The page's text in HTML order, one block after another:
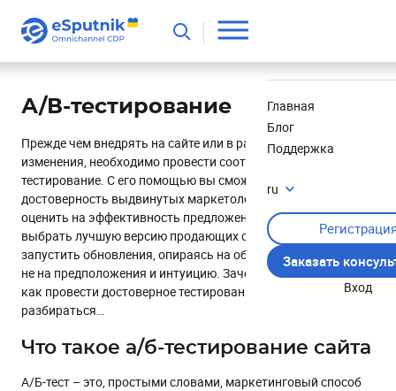
Главная
Блог
Поддержка
ru
Заказать
Вход
А/В-тестирование
Прежде чем внедрять на сайте или в рассылках какие-либо
изменения, необходимо провести соответствующее A/B-
тестирование. С его помощью вы сможете проверить
достоверность выдвинутых маркетологами гипотез,
оценить на эффективность предложенные изменения,
выбрать лучшую версию продающих страниц/писем и
запустить обновления, опираясь на объективные данные, а
не на предположения и интуицию. Зачем нужен A/B-тест и
как провести достоверное тестирование – давайте
разбираться…
Что такое а/б-тестирование сайта
А/Б-тест – это, простыми словами, маркетинговый способ